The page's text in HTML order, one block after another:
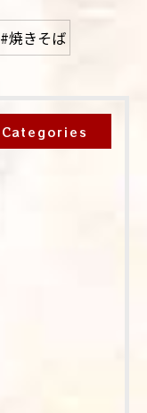
#焼きそば
Categories